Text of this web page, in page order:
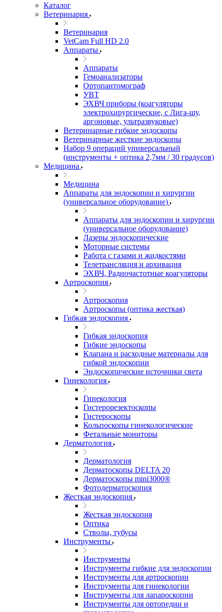
Каталог
Ветеринария
Ветеринария
VetCam Full HD 2.0
Аппараты
Аппараты
Гемоанализаторы
Ортопантомограф
УВТ
ЭХВЧ приборы (коагуляторы
электрохирургические, с Лига-шу,
аргоновые, ультразвуковые)
Ветеринарные гибкие эндоскопы
Ветеринарные жесткие эндоскопы
Набор 9 операций универсальный
(инструменты + оптика 2,7мм / 30 градусов)
Медицина
Медицина
Аппараты для эндоскопии и хирургии
(универсальное оборудование)
Аппараты для эндоскопии и хирургии
(универсальное оборудование)
Лазеры эндоскопические
Моторные системы
Работа с газами и жидкостями
Телетрансляция и архивация
ЭХВЧ, Радиочастотные коагуляторы
Артроскопия
Артроскопия
Артроскопы (оптика жесткая)
Гибкая эндоскопия
Гибкая эндоскопия
Гибкие эндоскопы
Клапана и расходные материалы для
гибкой эндоскопии
Эндоскопические источники света
Гинекология
Гинекология
Гистерорезектоскопы
Гистероскопы
Кольпоскопы гинекологические
Фетальные мониторы
Дерматология
Дерматология
Дерматоскопы DELTA 20
Дерматоскопы mini3000®
Фотодерматоскопия
Жесткая эндоскопия
Жесткая эндоскопия
Оптика
Стволы, тубусы
Инструменты
Инструменты
Инструменты гибкие для эндоскопии
Инструменты для артроскопии
Инструменты для гинекологии
Инструменты для лапароскопии
Инструменты для ортопедии и